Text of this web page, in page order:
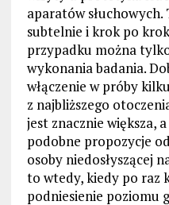
aparatów
subtelnie i krok po
przypadku można
wykonania badania.
włączenie w próby
z najbliższego
jest znacznie większa,
podobne propozycje
osoby niedosłyszącej
to wtedy, kiedy po raz
podniesienie poziomu